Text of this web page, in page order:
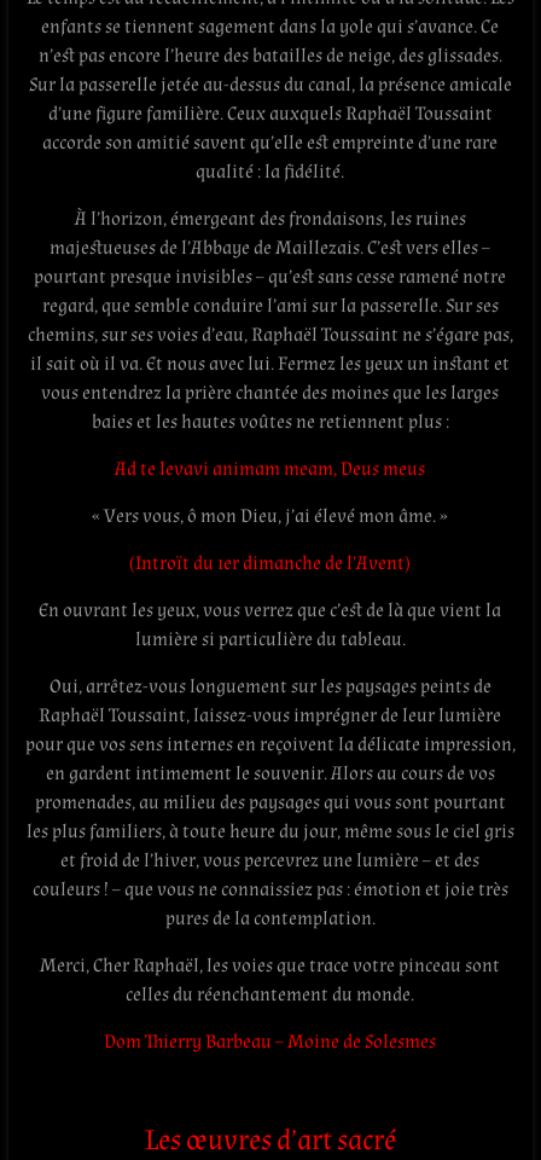
enfants se tiennent sagement dans la yole qui s’avance. Ce
n’est pas encore l’heure des batailles de neige, des glissades.
Sur la passerelle jetée au-dessus du canal, la présence amicale
d’une figure familière. Ceux auxquels Raphaël Toussaint
accorde son amitié savent qu’elle est empreinte d’une rare
qualité : la fidélité.
À l’horizon, émergeant des frondaisons, les ruines
majestueuses de l’Abbaye de Maillezais. C’est vers elles –
pourtant presque invisibles – qu’est sans cesse ramené notre
regard, que semble conduire l’ami sur la passerelle. Sur ses
chemins, sur ses voies d’eau, Raphaël Toussaint ne s’égare pas,
il sait où il va. Et nous avec lui. Fermez les yeux un instant et
vous entendrez la prière chantée des moines que les larges
baies et les hautes voûtes ne retiennent plus :
Ad te levavi animam meam, Deus meus
« Vers vous, ô mon Dieu, j’ai élevé mon âme. »
(Introït du 1er dimanche de l’Avent)
En ouvrant les yeux, vous verrez que c’est de là que vient la
lumière si particulière du tableau.
Oui, arrêtez-vous longuement sur les paysages peints de
Raphaël Toussaint, laissez-vous imprégner de leur lumière
pour que vos sens internes en reçoivent la délicate impression,
en gardent intimement le souvenir. Alors au cours de vos
promenades, au milieu des paysages qui vous sont pourtant
les plus familiers, à toute heure du jour, même sous le ciel gris
et froid de l’hiver, vous percevrez une lumière – et des
couleurs ! – que vous ne connaissiez pas : émotion et joie très
pures de la contemplation.
Merci, Cher Raphaël, les voies que trace votre pinceau sont
celles du réenchantement du monde.
Dom Thierry Barbeau – Moine de Solesmes
Les œuvres d’art sacré